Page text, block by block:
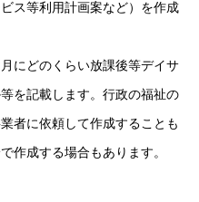
ス等利用計画案など）を作成
にどのくらい放課後等デイサ
を記載します。行政の福祉の
者に依頼して作成することも
作成する場合もあります。